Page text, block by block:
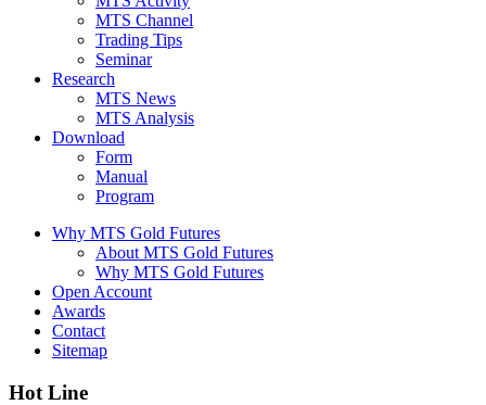
MTS Channel
Trading Tips
Seminar
Research
MTS News
MTS Analysis
Download
Form
Manual
Program
Why MTS Gold Futures
About MTS Gold Futures
Why MTS Gold Futures
Open Account
Awards
Contact
Sitemap
Hot Line